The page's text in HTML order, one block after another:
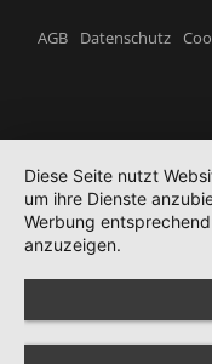
AGB Datenschutz
Diese Seite nutzt
um ihre Dienste
Werbung
anzuzeigen.